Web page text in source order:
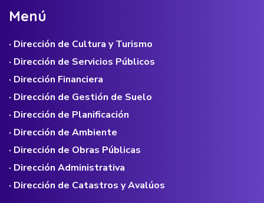
Menú
· Dirección de Cultura y Turismo
· Dirección de Servicios Públicos
· Dirección Financiera
· Dirección de Gestión de Suelo
· Dirección de Planificación
· Dirección de Ambiente
· Dirección de Obras Públicas
· Dirección Administrativa
· Dirección de Catastros y Avalúos